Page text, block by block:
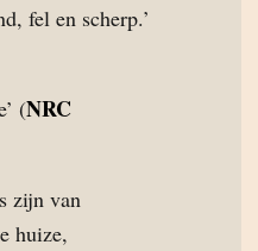
fel en scherp.’
(NRC
zijn van
huize,